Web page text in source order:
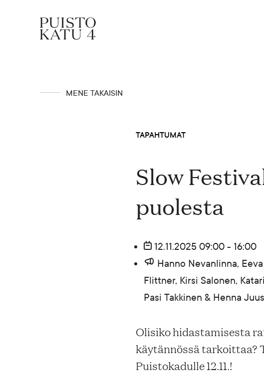
MENE TAKAISIN
TAPAHTUMAT
Slow
puolesta
12.11.2025 09:00 - 16:00
Hanno Nevanlinna,
Flittner, Kirsi Salonen,
Pasi Takkinen & Henna
Olisiko hidastamisesta
käytännössä tarkoittaa?
Puistokadulle 12.11.!